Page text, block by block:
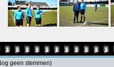
geen stemmen)